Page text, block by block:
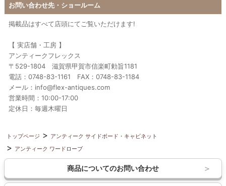
お問い合わせ先・ショールーム
掲載品はすべて店頭にてご覧いただけます!
【 実店舗・工房 】
アンティークフレックス
〒529-1804 滋賀県甲賀市信楽町勅旨1181
電話：0748-83-1161 FAX：0748-83-1184
メール：info@flex-antiques.com
営業時間：10:00-17:00
定休日：毎週木曜日
トップページ
アンティーク サイドボード・キャビネット
アンティーク ワードローブ
商品についてのお問い合わせ